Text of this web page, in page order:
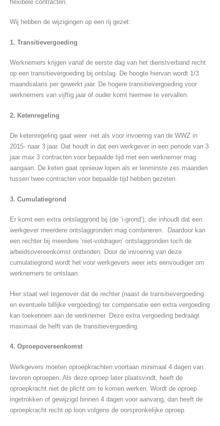
flexibele contracten.
Wij hebben de wijzigingen op een rij gezet:
1. Transitievergoeding
Werknemers krijgen vanaf de eerste dag van het dienstverband recht
op een transitievergoeding bij ontslag. De hoogte hiervan wordt 1/3
maandsalaris per gewerkt jaar. De hogere transitievergoeding voor
werknemers van vijftig jaar of ouder komt hiermee te vervallen.
2. Ketenregeling
De ketenregeling gaat weer -net als voor invoering van de WWZ in
2015- naar 3 jaar. Dat houdt in dat een werkgever in een periode van 3
jaar max 3 contracten voor bepaalde tijd met een werknemer mag
aangaan. De keten gaat opnieuw lopen als er tenminste zes maanden
tussen twee contracten voor bepaalde tijd hebben gezeten.
3. Cumulatiegrond
Er komt een extra ontslaggrond bij (de ‘i-grond’), die inhoudt dat een
werkgever meerdere ontslaggronden mag combineren. Daardoor kan
een rechter bij meerdere ‘niet-voldragen’ ontslaggronden toch de
arbeidsovereenkomst ontbinden. Door de invoering van deze
cumulatiegrond wordt het voor werkgevers weer iets eenvoudiger om
werknemers te ontslaan.
Hier staat wel tegenover dat de rechter (naast de transitievergoeding
en eventuele billijke vergoeding) ter compensatie een extra vergoeding
kan toekennen aan de werknemer. Deze extra vergoeding bedraagt
maximaal de helft van de transitievergoeding.
4. Oproepovereenkomst
Werkgevers moeten oproepkrachten voortaan minimaal 4 dagen van
tevoren oproepen. Als deze oproep later plaatsvindt, heeft de
oproepkracht niet de plicht om te komen werken. Wordt de oproep
ingetrokken of gewijzigd binnen 4 dagen voor aanvang, dan heeft de
oproepkracht recht op loon volgens de oorspronkelijke oproep.